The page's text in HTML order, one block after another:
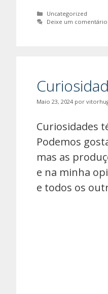
Categorias
Uncategorized
Deixe um comentário
Maio 23, 2024 por
Curiosidades
Podemos
mas as
e na minha
e todos os